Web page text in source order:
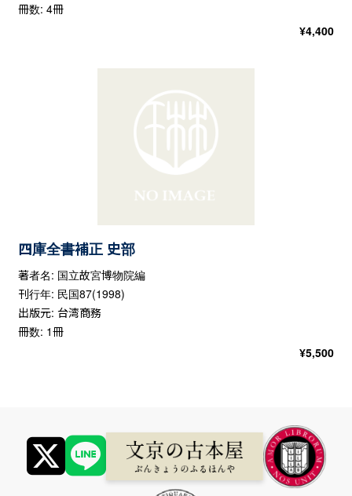
冊数: 4冊
¥4,400
四庫全書補正 史部
著者名: 国立故宮博物院編
刊行年: 民国87(1998)
出版元: 台湾商務
冊数: 1冊
¥5,500